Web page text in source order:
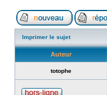
Imprimer le sujet
Auteur
totophe